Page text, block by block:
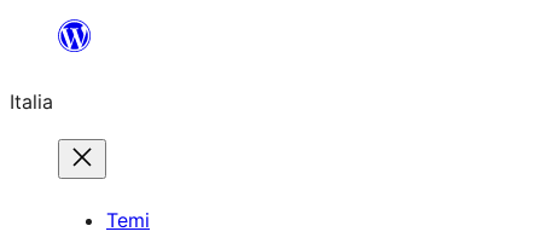
contenuto
Italia
Temi